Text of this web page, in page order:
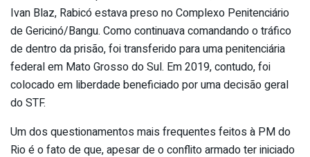
Ivan Blaz, Rabicó estava preso no Complexo Penitenciário
de Gericinó/Bangu. Como continuava comandando o tráfico
de dentro da prisão, foi transferido para uma penitenciária
federal em Mato Grosso do Sul. Em 2019, contudo, foi
colocado em liberdade beneficiado por uma decisão geral
do STF.
Um dos questionamentos mais frequentes feitos à PM do
Rio é o fato de que, apesar de o conflito armado ter iniciado